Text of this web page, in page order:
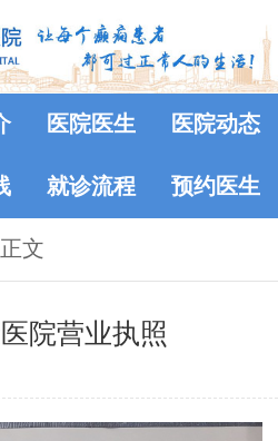
医院医生 医院动态
就诊流程 预约医生
文
院营业执照